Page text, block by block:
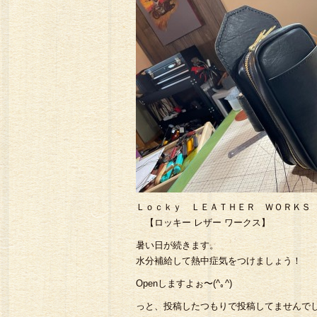
Ｌｏｃｋｙ ＬＥＡＴＨＥＲ ＷＯＲＫＳ
【ロッキー レザー ワークス】
暑い日が続きます。
水分補給して熱中症気をつけましょう！
Openしますよぉ〜(^｡^)
っと、投稿したつもりで投稿してませんで